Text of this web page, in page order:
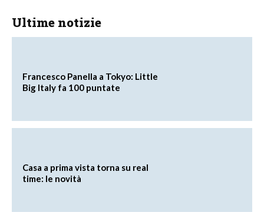
Ultime notizie
Francesco Panella a Tokyo: Little
Big Italy fa 100 puntate
Casa a prima vista torna su real
time: le novità